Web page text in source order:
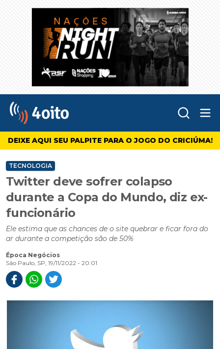
4oito
DEIXE AQUI SEU PALPITE PARA O JOGO DO CRICIÚMA!
TECNOLOGIA
Twitter deve sofrer colapso
durante a Copa do Mundo, diz ex-
funcionário
Ele estima que as chances de o site quebrar e ficar fora do
ar durante a competição são de 50%
Época Negócios
São Paulo, SP, 19/11/2022 - 20:01